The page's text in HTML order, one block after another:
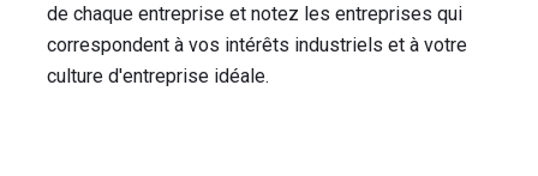
de chaque entreprise et notez les entreprises qui
correspondent à vos intérêts industriels et à votre
culture d'entreprise idéale.